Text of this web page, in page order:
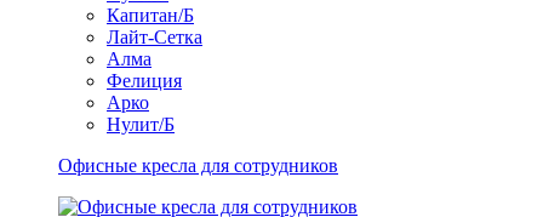
Капитан/Б
Лайт-Сетка
Алма
Фелиция
Арко
Нулит/Б
Офисные кресла для сотрудников